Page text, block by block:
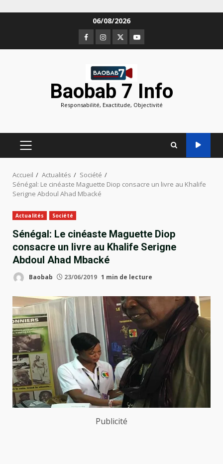
06/08/2026
Facebook
Instagram
TwitterYoutube
Baobab 7 Info
Responsabilité, Exactitude, Objectivité
MENU
PRINCIPAL
Accueil Actualités
Société
Sénégal: Le cinéaste Maguette Diop consacre un livre au Khalife
Serigne Abdoul Ahad Mbacké
Actualités Société
Sénégal: Le cinéaste Maguette Diop
consacre un livre au Khalife Serigne
Abdoul Ahad Mbacké
Baobab 23/06/2019 1 min de lecture
Publicité